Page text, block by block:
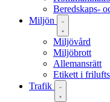
Beredskaps-
Miljön
Miljövård
Miljöbrott
Allemansrätt
Etikett i
Trafik